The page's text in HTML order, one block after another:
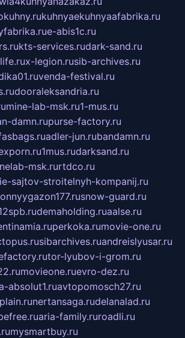
kuhnyaekuhnyaafabrika.ru
e-abis1c.ru
kts-services.rudark-sand.ru
x-legion.rusib-archives.ru
venda-festival.ru
dooraleksandria.ru
mine-lab-msk.ru1-mus.ru
damn.rupurse-factory.ru
adler-jun.rubandamn.ru
1mus.rudarksand.ru
msk.rurtdco.ru
sajtov-stroitelnyh-kompanij.ru
snow-guard.ru
demaholding.ruaalse.ru
perkoka.rumovie-one.ru
sibarchives.ruandreislyusar.ru
tor-lyubov-i-grom.ru
movieone.ruevro-dez.ru
absolut1.ruavtopomosch27.ru
nertansaga.rudelanalad.ru
aria-family.ruroadli.ru
mysmartbuy.ru